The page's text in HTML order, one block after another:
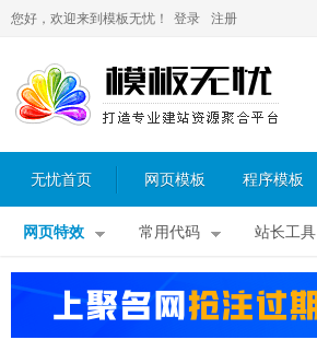
您好，欢迎来到模板无忧！ 登录 注册
无忧首页 网页模板 程序模板
网页特效 常用代码 站长工具